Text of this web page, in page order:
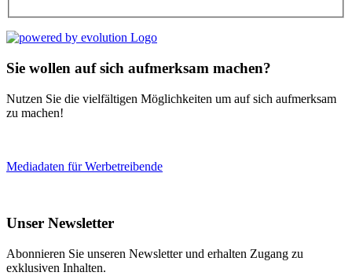
Sie wollen auf sich aufmerksam machen?
Nutzen Sie die vielfältigen Möglichkeiten um auf sich aufmerksam
zu machen!
Mediadaten für Werbetreibende
Unser Newsletter
Abonnieren Sie unseren Newsletter und erhalten Zugang zu
exklusiven Inhalten.